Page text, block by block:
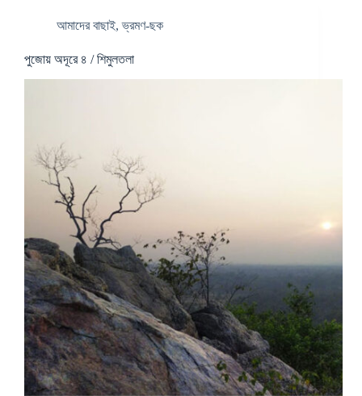
আমাদের বাছাই,ভ্রমণ-ছক
পুজোয় অদূরে ৪ / শিমুলতলা